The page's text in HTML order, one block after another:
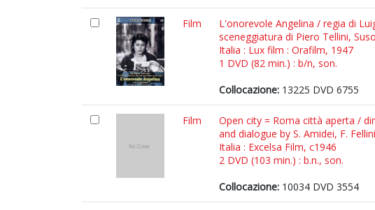
Film
L'onorevole Angelina / regia di
sceneggiatura di Piero Tellini,
Italia : Lux film : Orafilm, 1947
1 DVD (82 min.) : b/n, son.
Collocazione: 13225 DVD 6755
Film
Open city = Roma città aperta /
and dialogue by S. Amidei, F.
Italia : Excelsa Film, c1946
2 DVD (103 min.) : b.n., son.
Collocazione: 10034 DVD 3554